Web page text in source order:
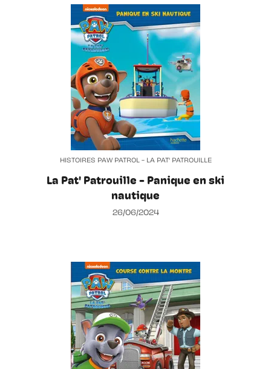
HISTOIRES PAW PATROL - LA PAT' PATROUILLE
La Pat' Patrouille - Panique en ski
nautique
26/06/2024